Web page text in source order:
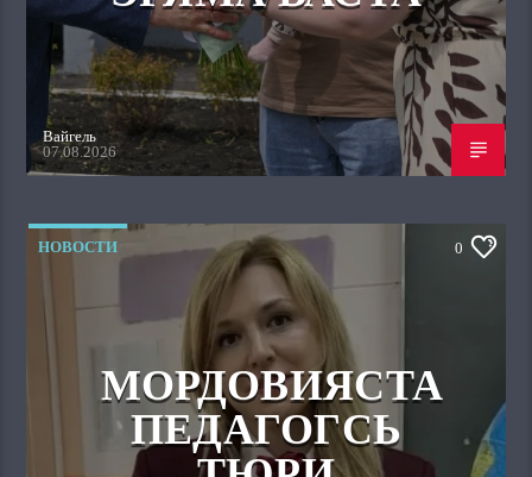
Вайгель
07.08.2026
НОВОСТИ 0
МОРДОВИЯСТА
ПЕДАГОГСЬ